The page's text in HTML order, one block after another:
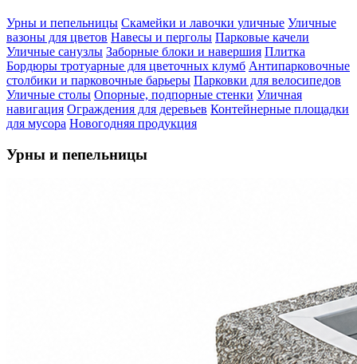
Урны и пепельницы Скамейки и лавочки уличные Уличные
вазоны для цветов Навесы и перголы Парковые качели
Уличные санузлы Заборные блоки и навершия Плитка
Бордюры тротуарные для цветочных клумб Антипарковочные
столбики и парковочные барьеры Парковки для велосипедов
Уличные столы Опорные, подпорные стенки Уличная
навигация Ограждения для деревьев Контейнерные площадки
для мусора Новогодняя продукция
Урны и пепельницы